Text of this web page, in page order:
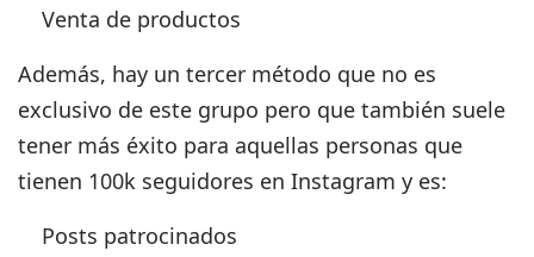
Venta de productos
Además, hay un tercer método que no es
exclusivo de este grupo pero que también suele
tener más éxito para aquellas personas que
tienen 100k seguidores en Instagram y es:
Posts patrocinados